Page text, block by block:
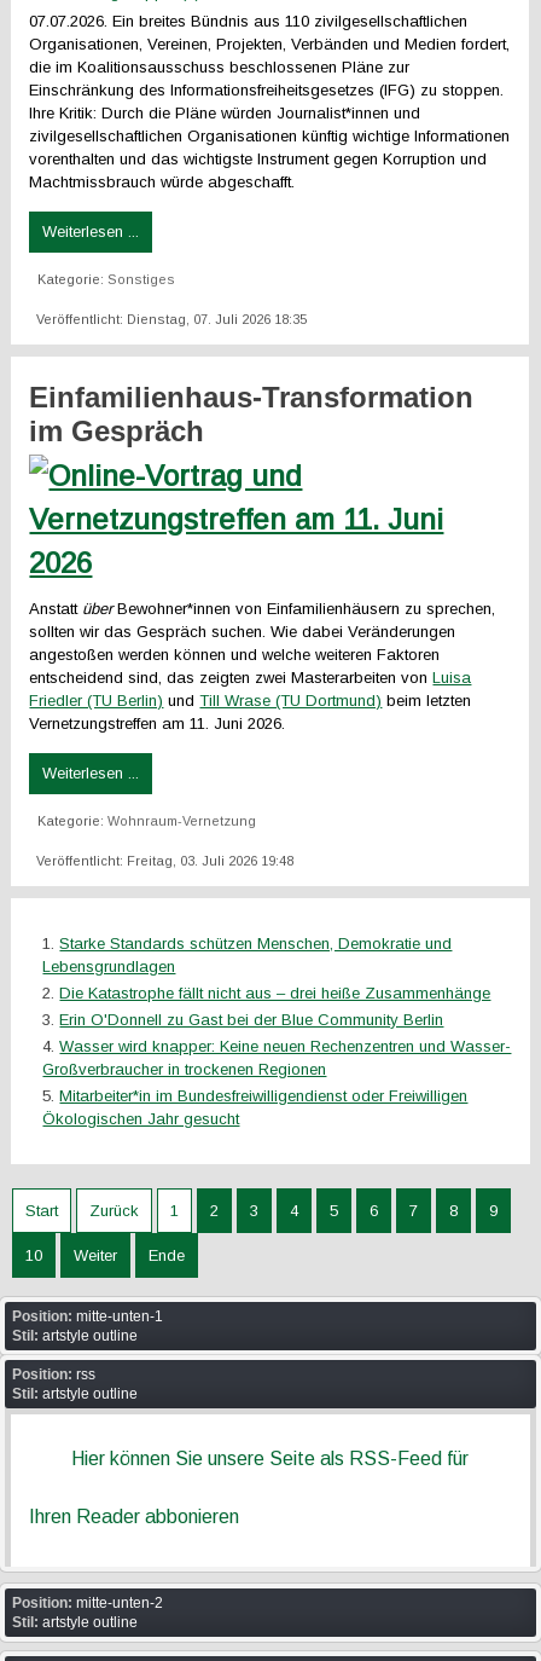
07.07.2026. Ein breites Bündnis aus 110 zivilgesellschaftlichen
Organisationen, Vereinen, Projekten, Verbänden und Medien fordert,
die im Koalitionsausschuss beschlossenen Pläne zur
Einschränkung des Informationsfreiheitsgesetzes (IFG) zu stoppen.
Ihre Kritik: Durch die Pläne würden Journalist*innen und
zivilgesellschaftlichen Organisationen künftig wichtige Informationen
vorenthalten und das wichtigste Instrument gegen Korruption und
Machtmissbrauch würde abgeschafft.
Weiterlesen ...
Kategorie:Sonstiges
Veröffentlicht: Dienstag, 07. Juli 2026 18:35
Einfamilienhaus-Transformation
im Gespräch
Anstatt überBewohner*innen von Einfamilienhäusern zu sprechen,
sollten wir das Gespräch suchen. Wie dabei Veränderungen
angestoßen werden können und welche weiteren Faktoren
entscheidend sind, das zeigten zwei Masterarbeiten vonLuisa
Friedler (TU Berlin) undTill Wrase (TU Dortmund) beim letzten
Vernetzungstreffen am 11. Juni 2026.
Weiterlesen ...
Kategorie:Wohnraum-Vernetzung
Veröffentlicht: Freitag, 03. Juli 2026 19:48
Starke Standards schützen Menschen, Demokratie und
Lebensgrundlagen
Die Katastrophe fällt nicht aus – drei heiße Zusammenhänge
Erin O'Donnell zu Gast bei der Blue Community Berlin
Wasser wird knapper: Keine neuen Rechenzentren und Wasser-
Großverbraucher in trockenen Regionen
Mitarbeiter*in im Bundesfreiwilligendienst oder Freiwilligen
Ökologischen Jahr gesucht
Start Zurück 1 2 3 4 5 6 7 8 9
10 Weiter Ende
Position: mitte-unten-1
Stil: artstyle outline
Position: rss
Stil: artstyle outline
Hier können Sie unsere Seite als RSS-Feed für
Ihren Reader abbonieren
Position: mitte-unten-2
Stil: artstyle outline